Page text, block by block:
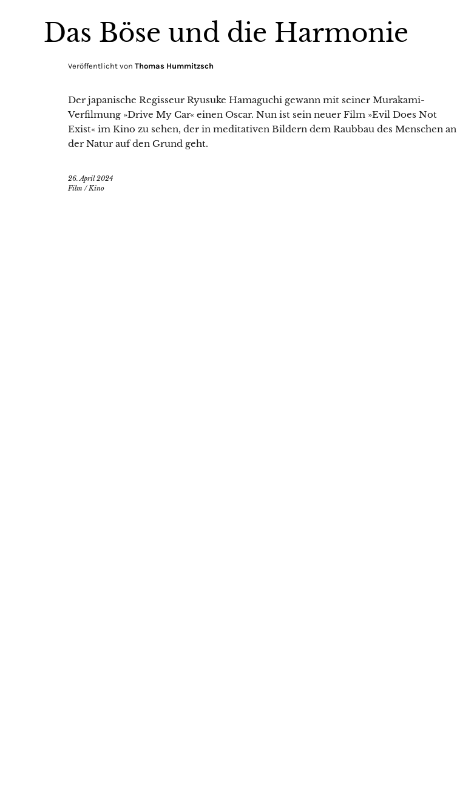
Das Böse und die Harmonie
Veröffentlicht von Thomas Hummitzsch
Der japanische Regisseur Ryusuke Hamaguchi gewann mit seiner Murakami-
Verfilmung »Drive My Car« einen Oscar. Nun ist sein neuer Film »Evil Does Not
Exist« im Kino zu sehen, der in meditativen Bildern dem Raubbau des Menschen an
der Natur auf den Grund geht.
26. April 2024
Film /Kino